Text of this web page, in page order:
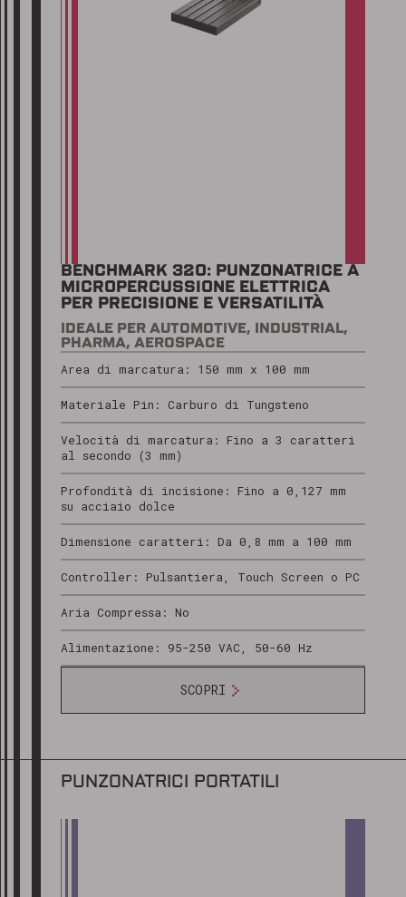
BENCHMARK 320: PUNZONATRICE A
MICROPERCUSSIONE ELETTRICA
PER PRECISIONE E VERSATILITÀ
IDEALE PER AUTOMOTIVE, INDUSTRIAL,
PHARMA, AEROSPACE
Area di marcatura: 150 mm x 100 mm
Materiale Pin: Carburo di Tungsteno
Velocità di marcatura: Fino a 3 caratteri
al secondo (3 mm)
Profondità di incisione: Fino a 0,127 mm
su acciaio dolce
Dimensione caratteri: Da 0,8 mm a 100 mm
Controller: Pulsantiera, Touch Screen o PC
Aria Compressa: No
Alimentazione: 95-250 VAC, 50-60 Hz
SCOPRI
PUNZONATRICI PORTATILI